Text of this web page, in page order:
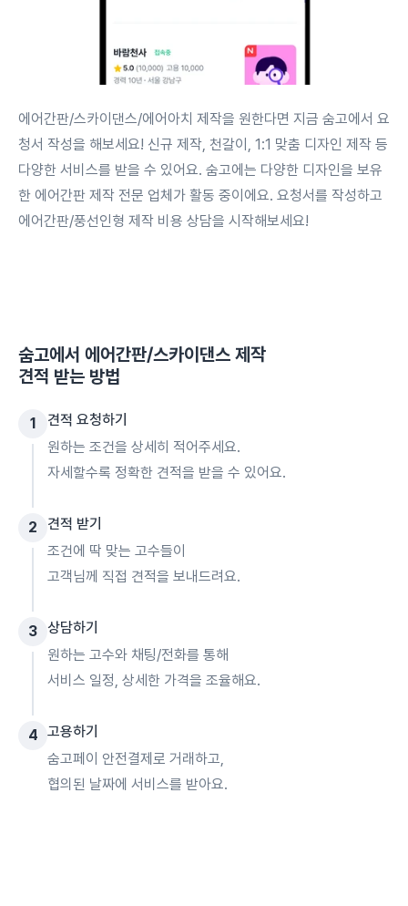
에어간판/스카이댄스/에어아치 제작을 원한다면 지금 숨고에서 요
청서 작성을 해보세요! 신규 제작, 천갈이, 1:1 맞춤 디자인 제작 등
다양한 서비스를 받을 수 있어요. 숨고에는 다양한 디자인을 보유
한 에어간판 제작 전문 업체가 활동 중이에요. 요청서를 작성하고
에어간판/풍선인형 제작 비용 상담을 시작해보세요!
숨고에서 에어간판/스카이댄스 제작
견적 받는 방법
1
견적 요청하기
원하는 조건을 상세히 적어주세요.
자세할수록 정확한 견적을 받을 수 있어요.
2
견적 받기
조건에 딱 맞는 고수들이
고객님께 직접 견적을 보내드려요.
3 상담하기
원하는 고수와 채팅/전화를 통해
서비스 일정, 상세한 가격을 조율해요.
4 고용하기
숨고페이 안전결제로 거래하고,
협의된 날짜에 서비스를 받아요.